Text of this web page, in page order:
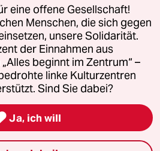
Fragen oder für Genehmigungen
Kommune-Richtlinien
Impressum AGB
widerrufen (Ads)
eine offene Gesellschaft!
Menschen, die sich gegen
unsere Solidarität.
der Einnahmen aus
beginnt im Zentrum“ –
linke Kulturzentren
Sind Sie dabei?
Ja, ich will